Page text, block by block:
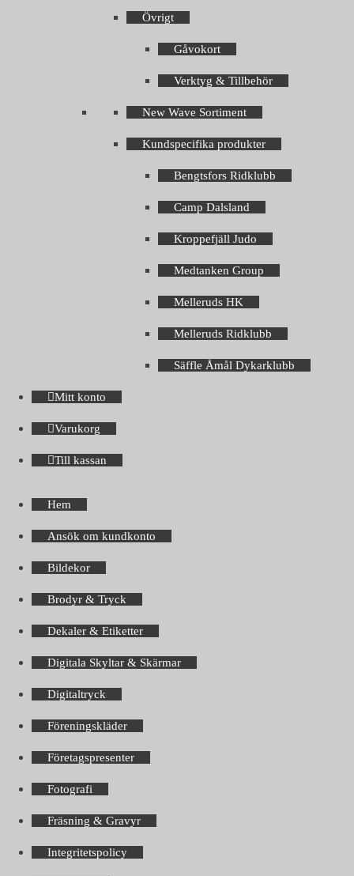
Övrigt
Gåvokort
Verktyg & Tillbehör
New Wave Sortiment
Kundspecifika produkter
Bengtsfors Ridklubb
Camp Dalsland
Kroppefjäll Judo
Medtanken Group
Melleruds HK
Melleruds Ridklubb
Säffle Åmål Dykarklubb
Mitt konto
Varukorg
Till kassan
Hem
Ansök om kundkonto
Bildekor
Brodyr & Tryck
Dekaler & Etiketter
Digitala Skyltar & Skärmar
Digitaltryck
Föreningskläder
Företagspresenter
Fotografi
Fräsning & Gravyr
Integritetspolicy